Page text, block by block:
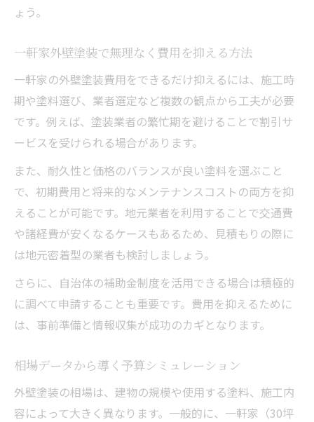
ょう。
一軒家外壁塗装で無理なく費用を抑える方法
一軒家の外壁塗装費用をできるだけ抑えるには、施工時
期や塗料選び、業者選定など複数の観点から工夫が必要
です。例えば、塗装業者の繁忙期を避けることで割引サ
ービスを受けられる場合があります。
また、耐久性と価格のバランスが良い塗料を選ぶこと
で、初期費用と将来的なメンテナンスコストの両方を抑
えることが可能です。地元業者を利用することで交通費
や諸経費が安くなるケースもあるため、見積もりの際に
は地元密着型の業者も検討しましょう。
さらに、自治体の補助金制度を活用できる場合は積極的
に調べて申請することも重要です。費用を抑えるために
は、事前準備と情報収集が成功のカギとなります。
相場データから導く予算シミュレーション
外壁塗装の相場は、建物の規模や使用する塗料、施工内
容によって大きく異なります。一般的に、一軒家（30坪